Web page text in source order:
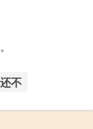
还不